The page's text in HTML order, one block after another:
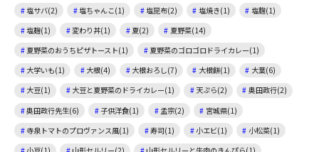
塩サバ(2)
塩ちゃんこ(1) 塩昆布(2) 塩焼き(1)
塩麴(1)
塩麹(1)
変わり丼(1) 夏(2)
夏野菜(14)
夏野菜のおうちピザトースト(1)
夏野菜のゴロゴロドライカレー(1)
大学いも(1)
大根(4) 大根おろし(7) 大根餅(1)
大葉(6)
大豆(1)
大豆と夏野菜のドライカレー(1) 天ぷら(2)
奥田政行(2)
奥田政行先生(6)
子供洋食(1) 孟宗(2)
宮城県(1)
寺泉トマトのプロヴァンス風(1)
寿司(1) 小エビ(1)
小松菜(1)